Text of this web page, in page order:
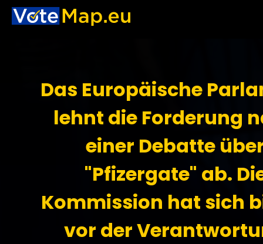
Das Europäische
lehnt die Forderung
einer Debatte
"Pfizergate" ab.
Kommission hat sich
vor der